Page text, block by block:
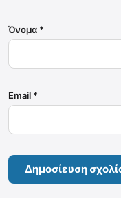
Όνομα *
Email *